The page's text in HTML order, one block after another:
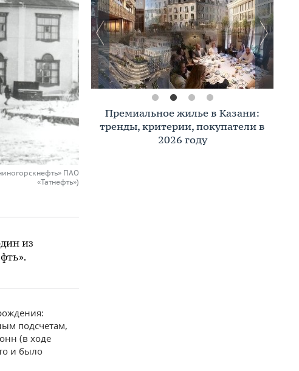
ПАО
«Татнефть»)
из
подсчетам,
(в ходе
и было
Премиальное жилье в Казани:
тренды, критерии, покупатели в
2026 году